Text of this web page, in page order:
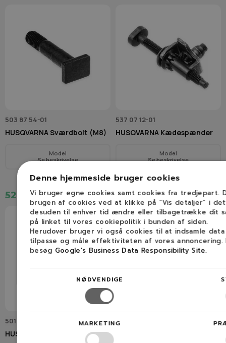
503 87 54-01
HUSQVARNA Sværdbolt (M8)
Model
Se beskrivelse
52,00 kr.
537 07 12-01
HUSQVARNA Kædespænder
Model
Se beskrivelse
365,00 kr.
501 62 98-01
HUSQVARNA Ventilprop
503 66 54-01
Denne hjemmeside bruger cookies
Vi bruger egne cookies samt cookies fra tredjepart.
brugen af cookies ved at klikke på ”Vis detaljer” i
desuden til enhver tid ændre eller tilbagetrække dit
på linket til vores cookiepolitik i bunden af siden.
Herudover bruger vi også cookies til at indsamle
tilpasse og måle effektiviteten af vores annoncering.
besøg Google's Business Data Responsibility Site.
NØDVENDIGE
MARKETING